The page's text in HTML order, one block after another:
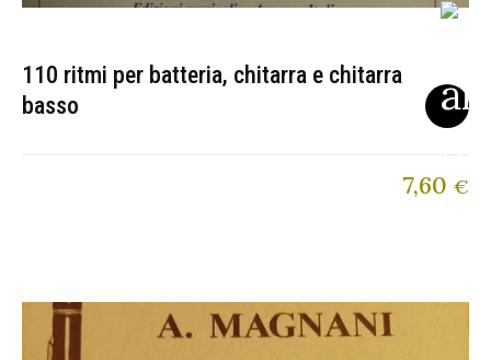
110 ritmi per batteria, chitarra e chitarra
basso
7,60 €